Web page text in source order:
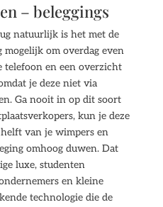
– beleggings
natuurlijk is het met de
om overdag even
telefoon en een overzicht
je deze niet via
Ga nooit in op dit soort
kun je deze
van je wimpers en
omhoog duwen. Dat
luxe, studenten
en kleine
technologie die de